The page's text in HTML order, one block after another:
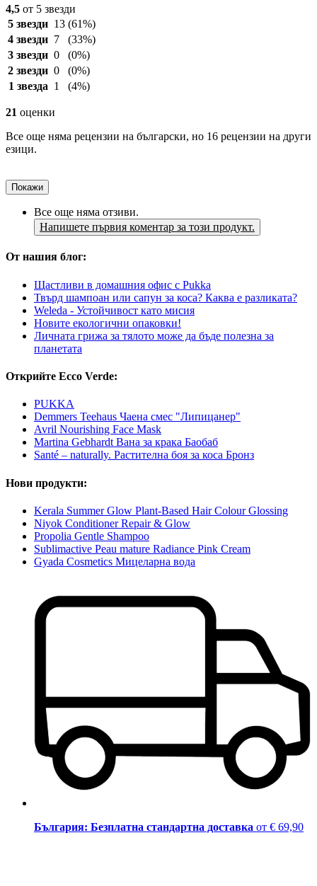
4,5 от 5 звезди
5 звезди 13 (61%)
4 звезди 7
(33%)
3 звезди 0
(0%)
2 звезди 0
(0%)
1 звезда 1 (4%)
21 оценки
Все още няма рецензии на български, но 16 рецензии на други
езици.
Покажи
Все още няма отзиви.
Напишете първия коментар за този продукт.
От нашия блог:
Щастливи в домашния офис с Pukka
Твърд шампоан или сапун за коса? Каква е разликата?
Weleda - Устойчивост като мисия
Новите екологични опаковки!
Личната грижа за тялото може да бъде полезна за
планетата
Открийте Ecco Verde:
PUKKA
Demmers Teehaus Чаена смес "Липицанер"
Avril Nourishing Face Mask
Martina Gebhardt Вана за крака Баобаб
Santé – naturally. Растителна боя за коса Бронз
Нови продукти:
Kerala Summer Glow Plant-Based Hair Colour Glossing
Niyok Conditioner Repair & Glow
Propolia Gentle Shampoo
Sublimactive Peau mature Radiance Pink Cream
Gyada Cosmetics Мицеларна вода
България: Безплатна стандартна доставка от € 69,90